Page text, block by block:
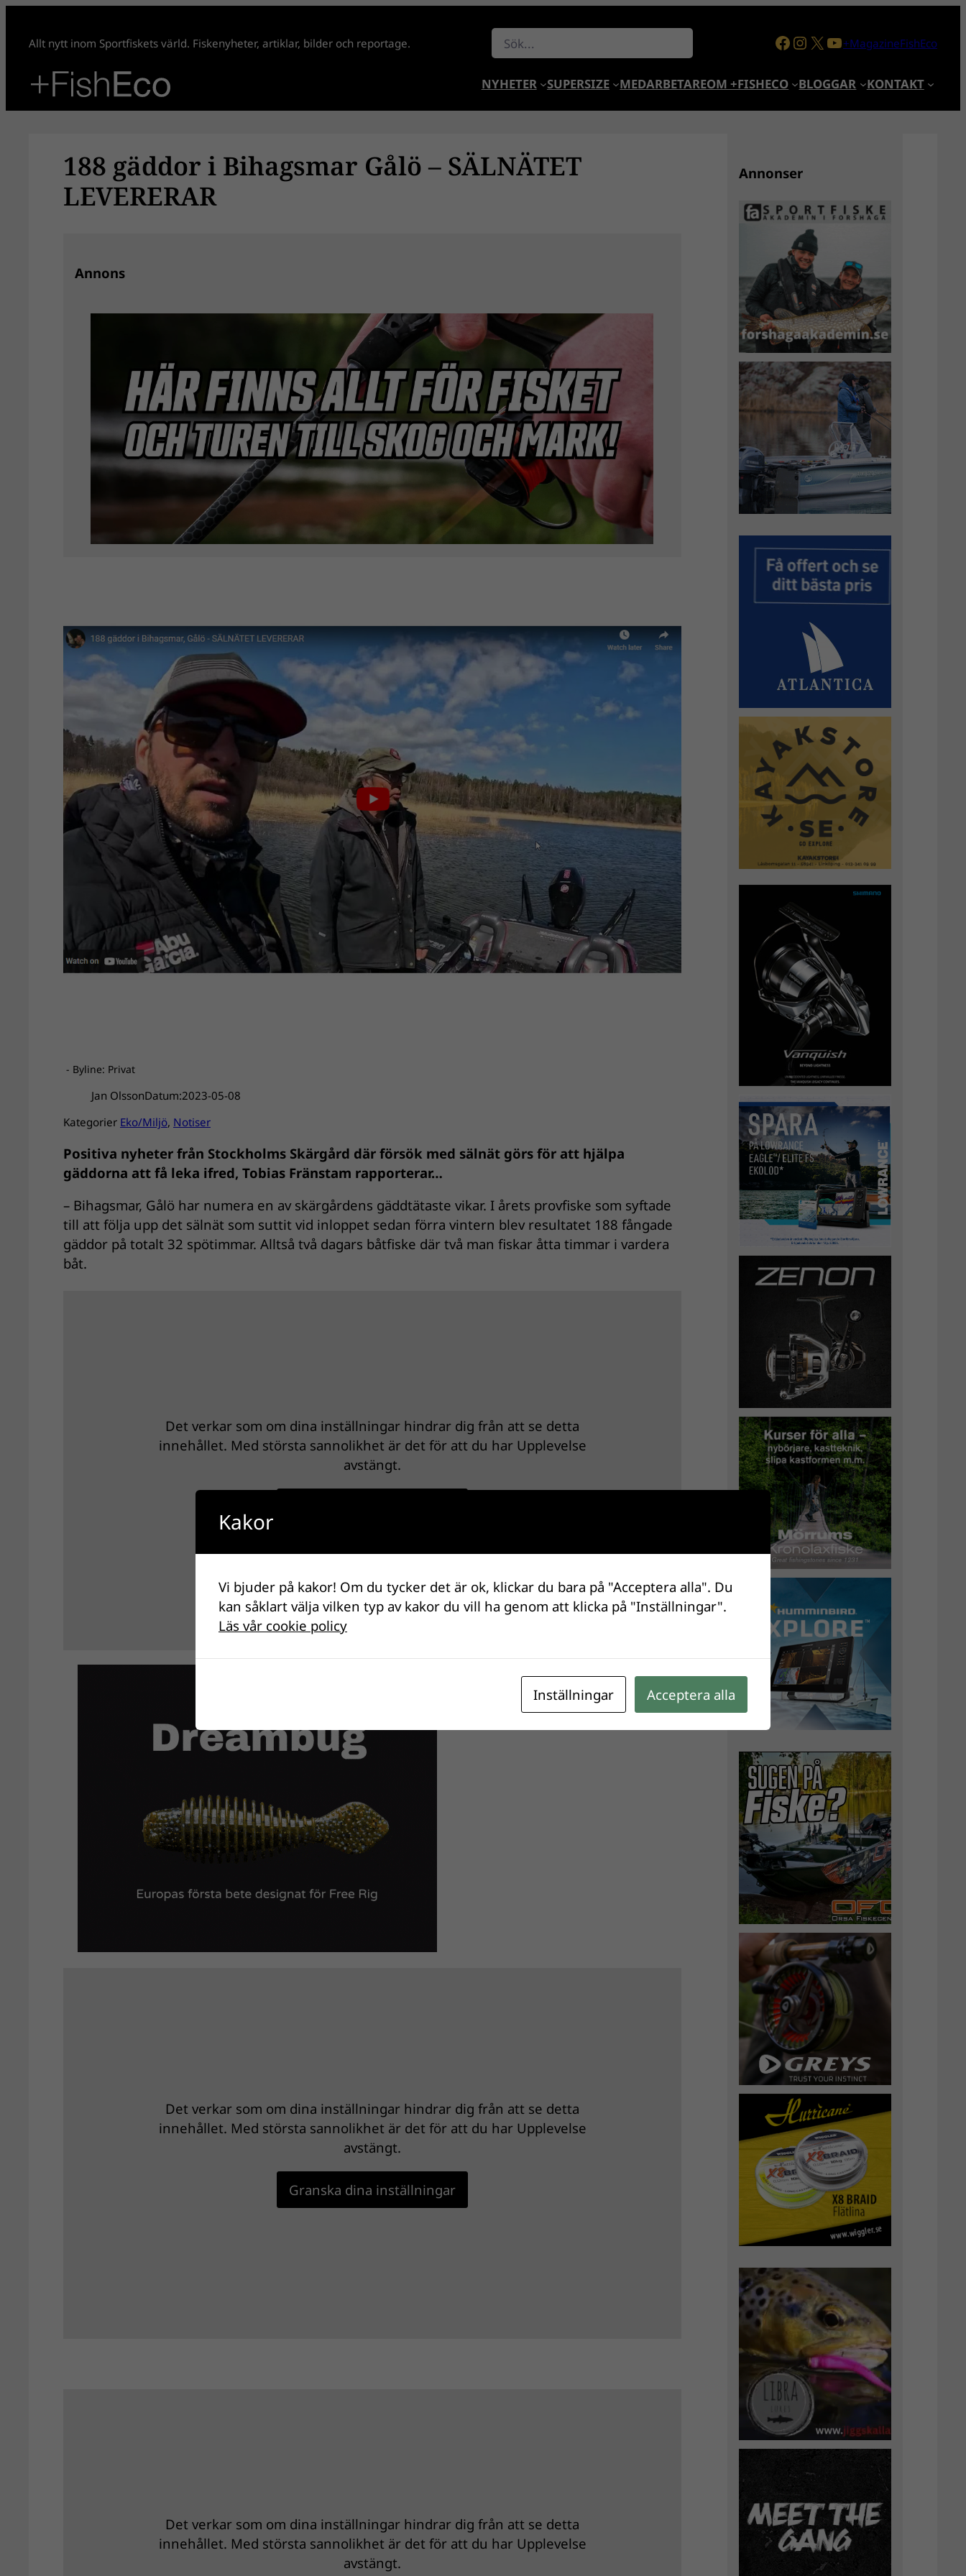
innehåll
Allt nytt inom Sportfiskets värld. Fiskenyheter, artiklar, bilder och reportage. Sök Facebook
Instagram
X YouTube
+MagazineFishEco
NYHETER SUPERSIZE MEDARBETAREOM +FISHECO BLOGGAR KONTAKT
188 gäddor i Bihagsmar Gålö – SÄLNÄTET
LEVERERAR
Annons
- Byline: Privat
Jan OlssonDatum:2023-05-08
Kategorier Eko/Miljö, Notiser
Positiva nyheter från Stockholms Skärgård där försök med sälnät görs för att hjälpa
gäddorna att få leka ifred, Tobias Fränstam rapporterar…
– Bihagsmar, Gålö har numera en av skärgårdens gäddtätaste vikar. I årets provfiske som syftade
till att följa upp det sälnät som suttit vid inloppet sedan förra vintern blev resultatet 188 fångade
gäddor på totalt 32 spötimmar. Alltså två dagars båtfiske där två man fiskar åtta timmar i vardera
båt.
Det verkar som om dina inställningar hindrar dig från att se detta
innehållet. Med största sannolikhet är det för att du har Upplevelse
avstängt.
Det verkar som om dina inställningar hindrar dig från att se detta
innehållet. Med största sannolikhet är det för att du har Upplevelse
avstängt.
Granska dina inställningar
Det verkar som om dina inställningar hindrar dig från att se detta
innehållet. Med största sannolikhet är det för att du har Upplevelse
avstängt.
Annonser
Kakor
Vi bjuder på kakor! Om du tycker det är ok, klickar du bara på "Acceptera alla". Du
kan såklart välja vilken typ av kakor du vill ha genom att klicka på "Inställningar".
Läs vår cookie policy
Inställningar Acceptera alla